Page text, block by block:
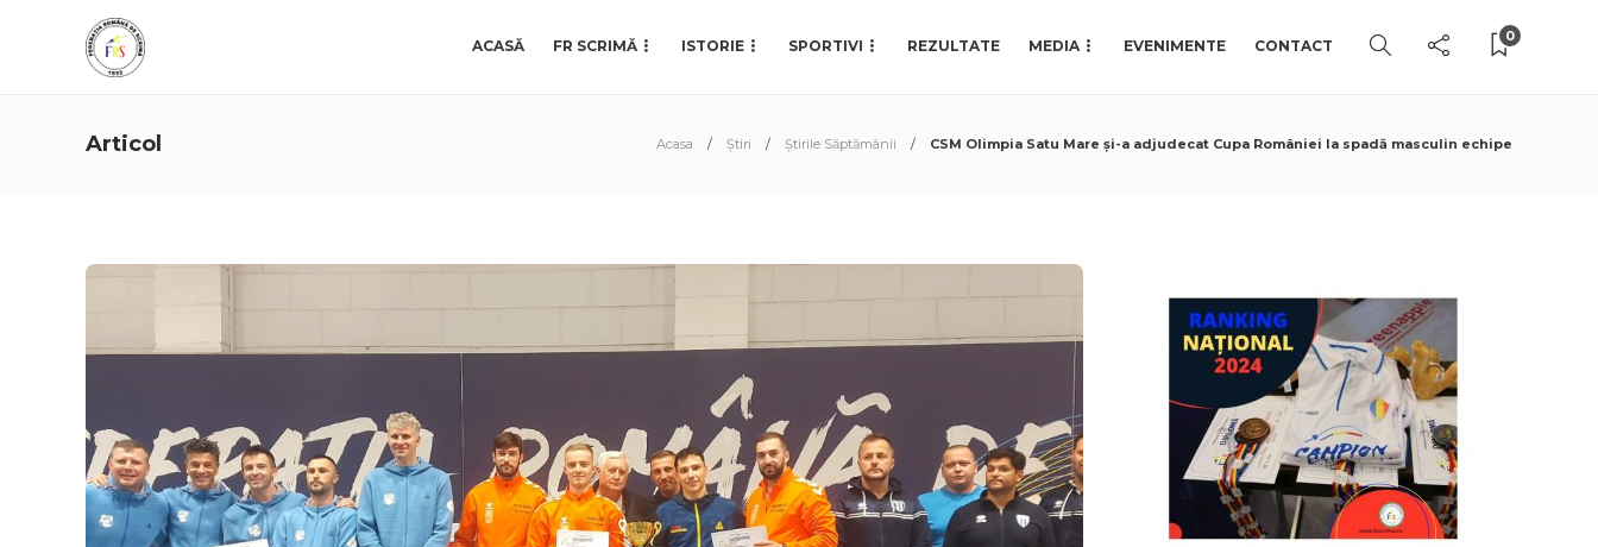
ACASĂ FR SCRIMĂ ISTORIE SPORTIVI REZULTATE MEDIA EVENIMENTE CONTACT
0
Articol Acasa Știri Știrile Săptămânii CSM Olimpia Satu Mare și-a adjudecat Cupa României la spadă masculin echipe